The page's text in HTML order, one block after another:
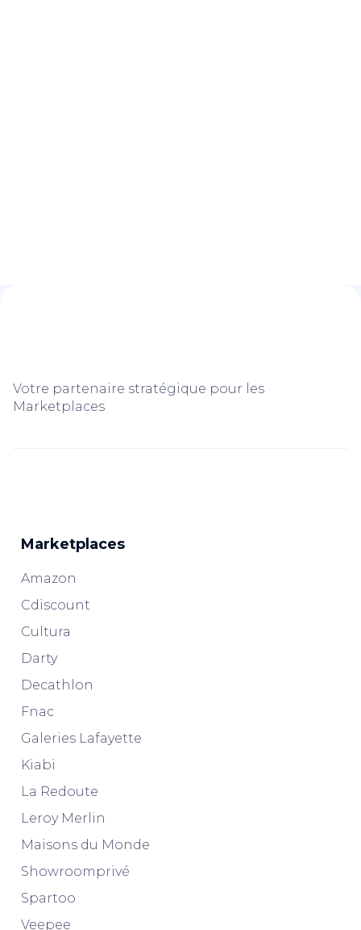
Votre partenaire stratégique pour les
Marketplaces
Marketplaces
Amazon
Cdiscount
Cultura
Darty
Decathlon
Fnac
Galeries Lafayette
Kiabi
La Redoute
Leroy Merlin
Maisons du Monde
Showroomprivé
Spartoo
Veepee